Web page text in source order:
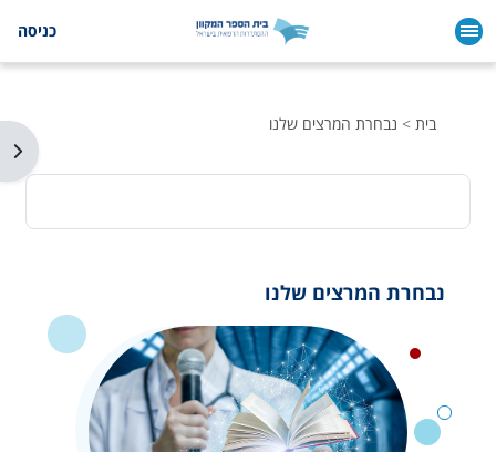
כניסה
בית נבחרת המרצים שלנו
נבחרת המרצים שלנו